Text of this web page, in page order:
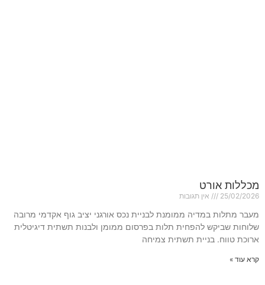
מכללות אורט
25/02/2026 אין תגובות
מעבר מתלות במדיה ממומנת לבניית נכס אורגני יציב גוף אקדמי מרובה
שלוחות שביקש להפחית תלות בפרסום ממומן ולבנות תשתית דיגיטלית
ארוכת טווח. בניית תשתית צמיחה
קרא עוד »